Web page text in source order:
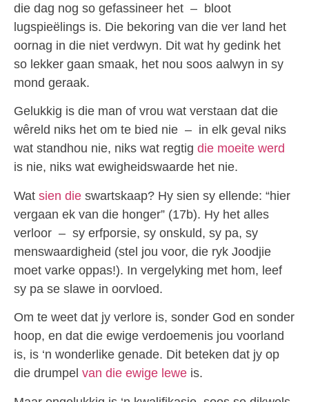
die dag nog so gefassineer het – bloot
lugspieëlings is. Die bekoring van die ver land het
oornag in die niet verdwyn. Dit wat hy gedink het
so lekker gaan smaak, het nou soos aalwyn in sy
mond geraak.
Gelukkig is die man of vrou wat verstaan dat die
wêreld niks het om te bied nie – in elk geval niks
wat standhou nie, niks wat regtig die moeite werd
is nie, niks wat ewigheidswaarde het nie.
Wat sien die swartskaap? Hy sien sy ellende: “hier
vergaan ek van die honger” (17b). Hy het alles
verloor – sy erfporsie, sy onskuld, sy pa, sy
menswaardigheid (stel jou voor, die ryk Joodjie
moet varke oppas!). In vergelyking met hom, leef
sy pa se slawe in oorvloed.
Om te weet dat jy verlore is, sonder God en sonder
hoop, en dat die ewige verdoemenis jou voorland
is, is ‘n wonderlike genade. Dit beteken dat jy op
die drumpel van die ewige lewe is.